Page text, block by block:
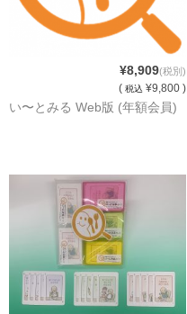
よくある質問
お問い合わせ
¥8,909(税別)
( 税込 ¥9,800 )
い〜とみる Web版 (年額会員)